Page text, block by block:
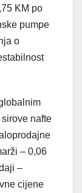
KM po
pumpe
o
nafte
– 0,06
–
cijene